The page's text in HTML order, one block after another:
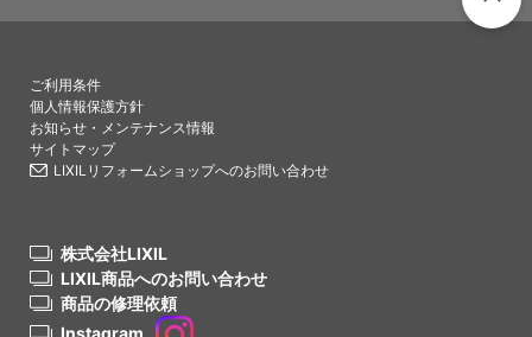
ご利用条件
個人情報保護方針
お知らせ・メンテナンス情報
サイトマップ
LIXILリフォームショップへのお問い合わせ
株式会社LIXIL
LIXIL商品へのお問い合わせ
商品の修理依頼